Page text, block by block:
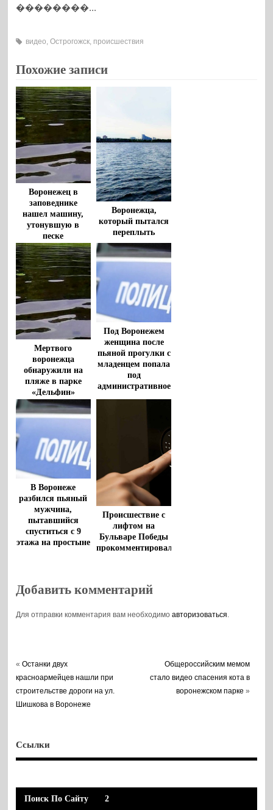
��������...
видео ,Острогожск происшествия
Похожие записи
Воронежец в
заповеднике
нашел машину,
утонувшую в
песке
Воронежца,
который пытался
переплыть
водохранилище,
спасли очевидцы
Мертвого
воронежца
обнаружили на
пляже в парке
«Дельфин»
Под Воронежем
женщина после
пьяной прогулки с
младенцем попала
под
административное
В Воронеже
разбился пьяный
мужчина,
пытавшийся
спуститься с 9
этажа на простыне
Происшествие с
лифтом на
Бульваре Победы
прокомментировали
Добавить комментарий
Для отправки комментария вам необходимоавторизоваться.
«Останки двух
красноармейцев нашли при
строительстве дороги на ул.
Шишкова в Воронеже
Общероссийским мемом
стало видео спасения кота в
воронежском парке »
Ссылки
Поиск По Сайту 2